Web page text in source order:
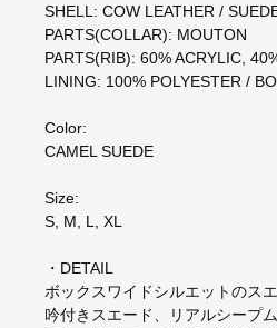
SHELL: COW LEATHER /
PARTS(COLLAR): MOUTON
PARTS(RIB): 60% ACRYLIC,
LINING: 100% POLYESTER /
Color:
CAMEL SUEDE
Size:
S, M, L, XL
・DETAIL
ボックスワイドシルエットのス
吟付きスエード、リアルシープム